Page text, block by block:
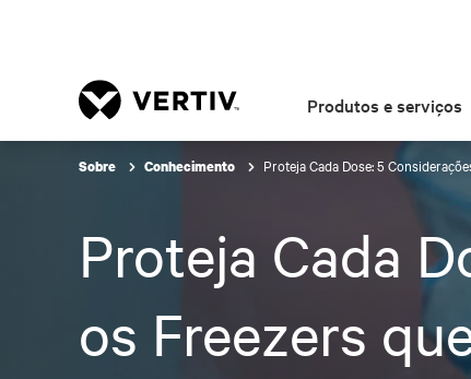
Produtos e serviços
Sobre Conhecimento Proteja Cada Dose: 5
Proteja Cada
os Freezers